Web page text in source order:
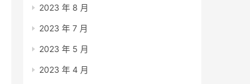
2023 年 8 月
2023 年 7 月
2023 年 5 月
2023 年 4 月